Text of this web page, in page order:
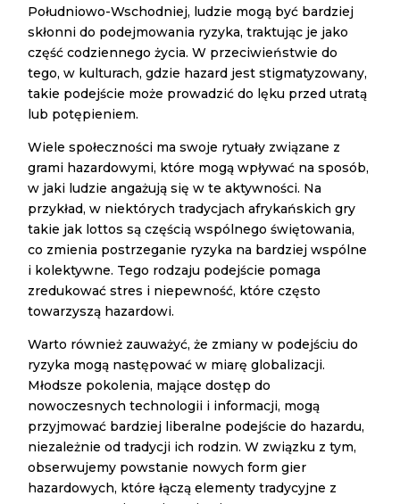
Południowo-Wschodniej, ludzie mogą być bardziej
skłonni do podejmowania ryzyka, traktując je jako
część codziennego życia. W przeciwieństwie do
tego, w kulturach, gdzie hazard jest stigmatyzowany,
takie podejście może prowadzić do lęku przed utratą
lub potępieniem.
Wiele społeczności ma swoje rytuały związane z
grami hazardowymi, które mogą wpływać na sposób,
w jaki ludzie angażują się w te aktywności. Na
przykład, w niektórych tradycjach afrykańskich gry
takie jak lottos są częścią wspólnego świętowania,
co zmienia postrzeganie ryzyka na bardziej wspólne
i kolektywne. Tego rodzaju podejście pomaga
zredukować stres i niepewność, które często
towarzyszą hazardowi.
Warto również zauważyć, że zmiany w podejściu do
ryzyka mogą następować w miarę globalizacji.
Młodsze pokolenia, mające dostęp do
nowoczesnych technologii i informacji, mogą
przyjmować bardziej liberalne podejście do hazardu,
niezależnie od tradycji ich rodzin. W związku z tym,
obserwujemy powstanie nowych form gier
hazardowych, które łączą elementy tradycyjne z